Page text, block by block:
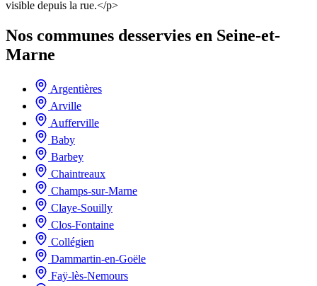
visible depuis la rue.</p>
Nos communes desservies en Seine-et-
Marne
Argentières
Arville
Aufferville
Baby
Barbey
Chaintreaux
Champs-sur-Marne
Claye-Souilly
Clos-Fontaine
Collégien
Dammartin-en-Goële
Faÿ-lès-Nemours